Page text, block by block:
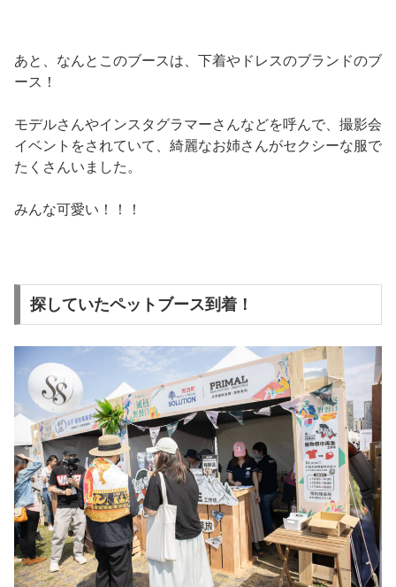
あと、なんとこのブースは、下着やドレスのブランドのブ
ース！
モデルさんやインスタグラマーさんなどを呼んで、撮影会
イベントをされていて、綺麗なお姉さんがセクシーな服で
たくさんいました。
みんな可愛い！！！
探していたペットブース到着！